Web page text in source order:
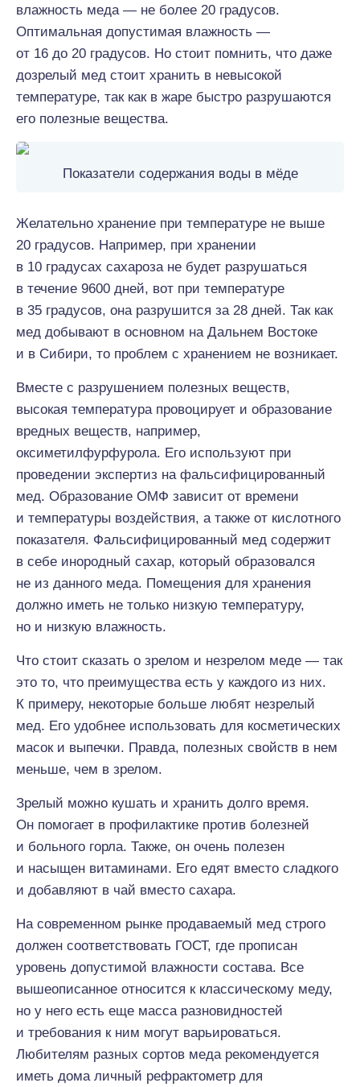
влажность меда — не более 20 градусов.
Оптимальная допустимая влажность —
от 16 до 20 градусов. Но стоит помнить, что даже
дозрелый мед стоит хранить в невысокой
температуре, так как в жаре быстро разрушаются
его полезные вещества.
Показатели содержания воды в мёде
Желательно хранение при температуре не выше
20 градусов. Например, при хранении
в 10 градусах сахароза не будет разрушаться
в течение 9600 дней, вот при температуре
в 35 градусов, она разрушится за 28 дней. Так как
мед добывают в основном на Дальнем Востоке
и в Сибири, то проблем с хранением не возникает.
Вместе с разрушением полезных веществ,
высокая температура провоцирует и образование
вредных веществ, например,
оксиметилфурфурола. Его используют при
проведении экспертиз на фальсифицированный
мед. Образование ОМФ зависит от времени
и температуры воздействия, а также от кислотного
показателя. Фальсифицированный мед содержит
в себе инородный сахар, который образовался
не из данного меда. Помещения для хранения
должно иметь не только низкую температуру,
но и низкую влажность.
Что стоит сказать о зрелом и незрелом меде — так
это то, что преимущества есть у каждого из них.
К примеру, некоторые больше любят незрелый
мед. Его удобнее использовать для косметических
масок и выпечки. Правда, полезных свойств в нем
меньше, чем в зрелом.
Зрелый можно кушать и хранить долго время.
Он помогает в профилактике против болезней
и больного горла. Также, он очень полезен
и насыщен витаминами. Его едят вместо сладкого
и добавляют в чай вместо сахара.
На современном рынке продаваемый мед строго
должен соответствовать ГОСТ, где прописан
уровень допустимой влажности состава. Все
вышеописанное относится к классическому меду,
но у него есть еще масса разновидностей
и требования к ним могут варьироваться.
Любителям разных сортов меда рекомендуется
иметь дома личный рефрактометр для